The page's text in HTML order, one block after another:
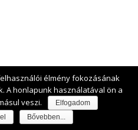
élmény fokozásának
A honlapunk használatával ön a
veszi.
Elfogadom
Bővebben...